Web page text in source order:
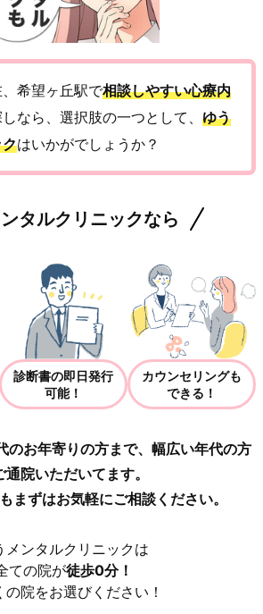
希望ヶ丘駅で相談しやすい心療内
なら、選択肢の一つとして、 ゆう
はいかがでしょうか？
タルクリニックなら
診断書の即日発行
可能！
カウンセリングも
できる！
のお年寄りの方まで、幅広い年代の方
通院いただいてます。
まずはお気軽にご相談ください。
メンタルクリニックは
ての院が徒歩0分！
の院をお選びください！